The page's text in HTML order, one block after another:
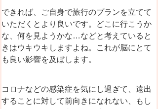
できれば、ご自身で旅行のプランを立てて
いただくとより良いです。どこに行こうか
な、何を見ようかな…などと考えていると
きはウキウキしますよね。これが脳にとて
も良い影響を及ぼします。
コロナなどの感染症を気にし過ぎて、遠出
することに対して前向きになれない、もし